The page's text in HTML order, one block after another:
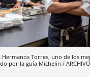
Hermanos Torres, uno de los
por la guía Michelin / ARCHIVO